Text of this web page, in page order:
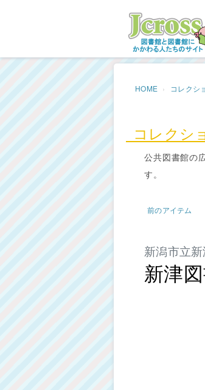
HOME コレクシ
コレクシ
公共図書館の
す。
前のアイテム
新潟市立
新津